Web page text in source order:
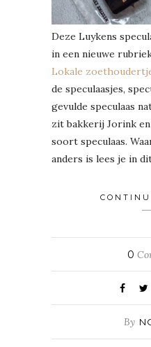
Deze Luykens
in een nieuwe
Lokale
de speculaasjes,
gevulde speculaas
zit bakkerij Jorink
soort speculaas.
anders is lees je in
0
By